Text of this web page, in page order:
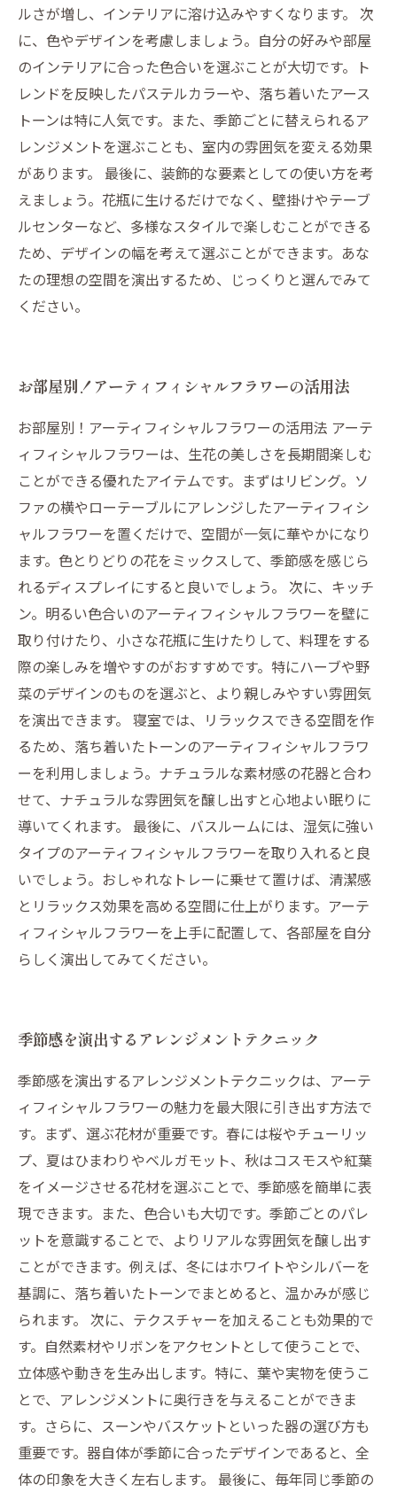
ルさが増し、インテリアに溶け込みやすくなります。 次
に、色やデザインを考慮しましょう。自分の好みや部屋
のインテリアに合った色合いを選ぶことが大切です。ト
レンドを反映したパステルカラーや、落ち着いたアース
トーンは特に人気です。また、季節ごとに替えられるア
レンジメントを選ぶことも、室内の雰囲気を変える効果
があります。 最後に、装飾的な要素としての使い方を考
えましょう。花瓶に生けるだけでなく、壁掛けやテーブ
ルセンターなど、多様なスタイルで楽しむことができる
ため、デザインの幅を考えて選ぶことができます。あな
たの理想の空間を演出するため、じっくりと選んでみて
ください。
お部屋別！アーティフィシャルフラワーの活用法
お部屋別！アーティフィシャルフラワーの活用法 アーテ
ィフィシャルフラワーは、生花の美しさを長期間楽しむ
ことができる優れたアイテムです。まずはリビング。ソ
ファの横やローテーブルにアレンジしたアーティフィシ
ャルフラワーを置くだけで、空間が一気に華やかになり
ます。色とりどりの花をミックスして、季節感を感じら
れるディスプレイにすると良いでしょう。 次に、キッチ
ン。明るい色合いのアーティフィシャルフラワーを壁に
取り付けたり、小さな花瓶に生けたりして、料理をする
際の楽しみを増やすのがおすすめです。特にハーブや野
菜のデザインのものを選ぶと、より親しみやすい雰囲気
を演出できます。 寝室では、リラックスできる空間を作
るため、落ち着いたトーンのアーティフィシャルフラワ
ーを利用しましょう。ナチュラルな素材感の花器と合わ
せて、ナチュラルな雰囲気を醸し出すと心地よい眠りに
導いてくれます。 最後に、バスルームには、湿気に強い
タイプのアーティフィシャルフラワーを取り入れると良
いでしょう。おしゃれなトレーに乗せて置けば、清潔感
とリラックス効果を高める空間に仕上がります。アーテ
ィフィシャルフラワーを上手に配置して、各部屋を自分
らしく演出してみてください。
季節感を演出するアレンジメントテクニック
季節感を演出するアレンジメントテクニックは、アーテ
ィフィシャルフラワーの魅力を最大限に引き出す方法で
す。まず、選ぶ花材が重要です。春には桜やチューリッ
プ、夏はひまわりやベルガモット、秋はコスモスや紅葉
をイメージさせる花材を選ぶことで、季節感を簡単に表
現できます。また、色合いも大切です。季節ごとのパレ
ットを意識することで、よりリアルな雰囲気を醸し出す
ことができます。例えば、冬にはホワイトやシルバーを
基調に、落ち着いたトーンでまとめると、温かみが感じ
られます。 次に、テクスチャーを加えることも効果的で
す。自然素材やリボンをアクセントとして使うことで、
立体感や動きを生み出します。特に、葉や実物を使うこ
とで、アレンジメントに奥行きを与えることができま
す。さらに、スーンやバスケットといった器の選び方も
重要です。器自体が季節に合ったデザインであると、全
体の印象を大きく左右します。 最後に、毎年同じ季節の